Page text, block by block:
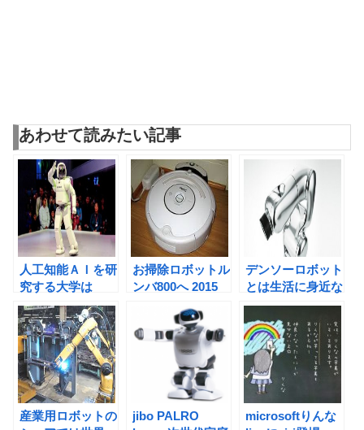
あわせて読みたい記事
人工知能ＡＩを研
究する大学は
お掃除ロボットル
ンバ800へ 2015
デンソーロボット
とは生活に身近な
ロボット
産業用ロボットの
jibo PALRO
microsoftりんな